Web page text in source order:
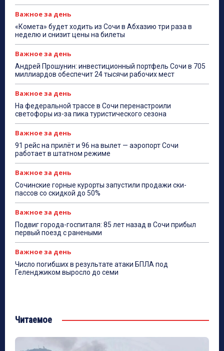
Важное за день
«Комета» будет ходить из Сочи в Абхазию три раза в
неделю и снизит цены на билеты
Важное за день
Андрей Прошунин: инвестиционный портфель Сочи в 705
миллиардов обеспечит 24 тысячи рабочих мест
Важное за день
На федеральной трассе в Сочи перенастроили
светофоры из-за пика туристического сезона
Важное за день
91 рейс на прилёт и 96 на вылет — аэропорт Сочи
работает в штатном режиме
Важное за день
Сочинские горные курорты запустили продажи ски-
пассов со скидкой до 50%
Важное за день
Подвиг города-госпиталя: 85 лет назад в Сочи прибыл
первый поезд с ранеными
Важное за день
Число погибших в результате атаки БПЛА под
Геленджиком выросло до семи
Читаемое